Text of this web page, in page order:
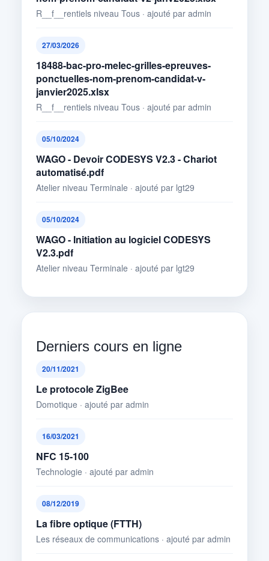
R__f__rentiels niveau Tous · ajouté par admin
27/03/2026
18488-bac-pro-melec-grilles-epreuves-
ponctuelles-nom-prenom-candidat-v-
janvier2025.xlsx
R__f__rentiels niveau Tous · ajouté par admin
05/10/2024
WAGO - Devoir CODESYS V2.3 - Chariot
automatisé.pdf
Atelier niveau Terminale · ajouté par lgt29
05/10/2024
WAGO - Initiation au logiciel CODESYS
V2.3.pdf
Atelier niveau Terminale · ajouté par lgt29
Derniers cours en ligne
20/11/2021
Le protocole ZigBee
Domotique · ajouté par admin
16/03/2021
NFC 15-100
Technologie · ajouté par admin
08/12/2019
La fibre optique (FTTH)
Les réseaux de communications · ajouté par admin